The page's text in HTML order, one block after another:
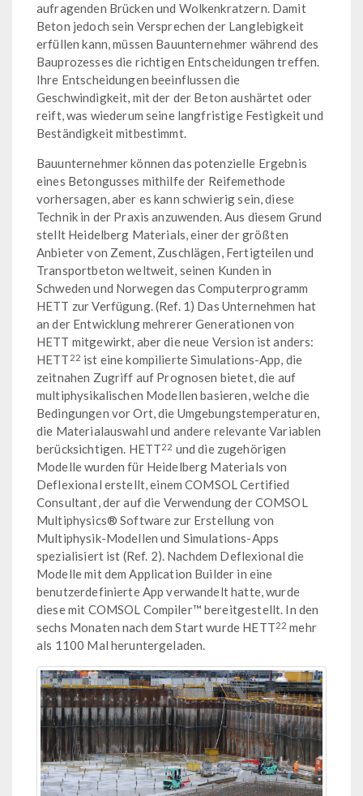
aufragenden Brücken und Wolkenkratzern. Damit
Beton jedoch sein Versprechen der Langlebigkeit
erfüllen kann, müssen Bauunternehmer während des
Bauprozesses die richtigen Entscheidungen treffen.
Ihre Entscheidungen beeinflussen die
Geschwindigkeit, mit der der Beton aushärtet oder
reift, was wiederum seine langfristige Festigkeit und
Beständigkeit mitbestimmt.
Bauunternehmer können das potenzielle Ergebnis
eines Betongusses mithilfe der Reifemethode
vorhersagen, aber es kann schwierig sein, diese
Technik in der Praxis anzuwenden. Aus diesem Grund
stellt Heidelberg Materials, einer der größten
Anbieter von Zement, Zuschlägen, Fertigteilen und
Transportbeton weltweit, seinen Kunden in
Schweden und Norwegen das Computerprogramm
HETT zur Verfügung. (Ref. 1) Das Unternehmen hat
an der Entwicklung mehrerer Generationen von
HETT mitgewirkt, aber die neue Version ist anders:
HETT 22 ist eine kompilierte Simulations-App, die
zeitnahen Zugriff auf Prognosen bietet, die auf
multiphysikalischen Modellen basieren, welche die
Bedingungen vor Ort, die Umgebungstemperaturen,
die Materialauswahl und andere relevante Variablen
berücksichtigen. HETT22 und die zugehörigen
Modelle wurden für Heidelberg Materials von
Deflexional erstellt, einem COMSOL Certified
Consultant, der auf die Verwendung der COMSOL
Multiphysics® Software zur Erstellung von
Multiphysik-Modellen und Simulations-Apps
spezialisiert ist (Ref. 2). Nachdem Deflexional die
Modelle mit dem Application Builder in eine
benutzerdefinierte App verwandelt hatte, wurde
diese mit COMSOL Compiler™ bereitgestellt. In den
sechs Monaten nach dem Start wurde HETT22 mehr
als 1100 Mal heruntergeladen.